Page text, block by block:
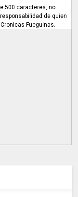
500 caracteres, no
de quien
Fueguinas.